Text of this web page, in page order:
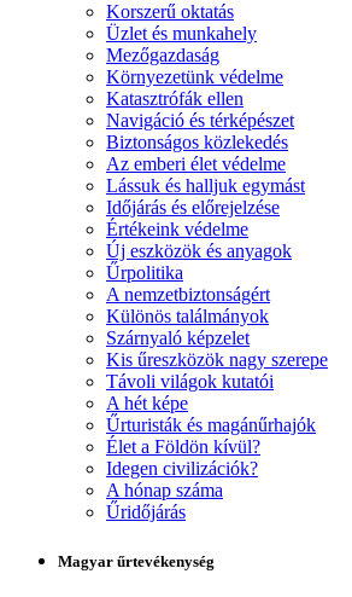
Korszerű oktatás
Üzlet és munkahely
Mezőgazdaság
Környezetünk védelme
Katasztrófák ellen
Navigáció és térképészet
Biztonságos közlekedés
Az emberi élet védelme
Lássuk és halljuk egymást
Időjárás és előrejelzése
Értékeink védelme
Új eszközök és anyagok
Űrpolitika
A nemzetbiztonságért
Különös találmányok
Szárnyaló képzelet
Kis űreszközök nagy szerepe
Távoli világok kutatói
A hét képe
Űrturisták és magánűrhajók
Élet a Földön kívül?
Idegen civilizációk?
A hónap száma
Űridőjárás
Magyar űrtevékenység